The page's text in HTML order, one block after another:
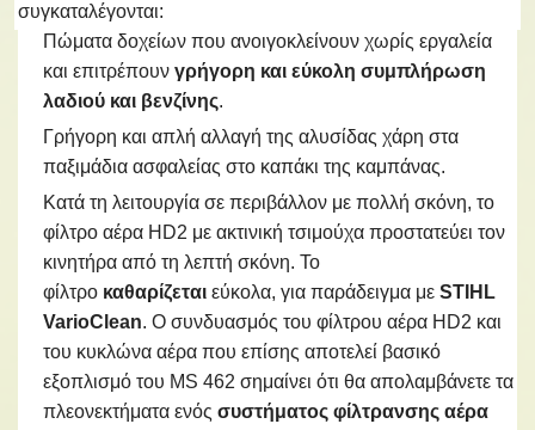
συγκαταλέγονται:
Πώματα δοχείων που ανοιγοκλείνουν χωρίς εργαλεία
και επιτρέπουν γρήγορη και εύκολη συμπλήρωση
λαδιού και βενζίνης.
Γρήγορη και απλή αλλαγή της αλυσίδας χάρη στα
παξιμάδια ασφαλείας στο καπάκι της καμπάνας.
Κατά τη λειτουργία σε περιβάλλον με πολλή σκόνη, το
φίλτρο αέρα HD2 με ακτινική τσιμούχα προστατεύει τον
κινητήρα από τη λεπτή σκόνη. Το
φίλτρο καθαρίζεται εύκολα, για παράδειγμα με STIHL
VarioClean. Ο συνδυασμός του φίλτρου αέρα HD2 και
του κυκλώνα αέρα που επίσης αποτελεί βασικό
εξοπλισμό του MS 462 σημαίνει ότι θα απολαμβάνετε τα
πλεονεκτήματα ενός συστήματος φίλτρανσης αέρα